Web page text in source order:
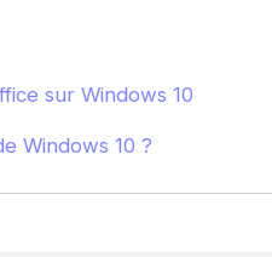
sur Windows 10
Windows 10 ?